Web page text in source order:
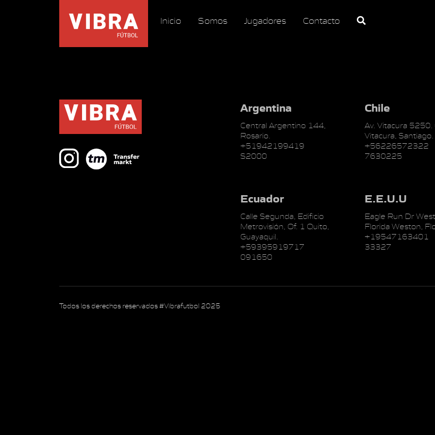
Inicio Somos Jugadores Contacto
Argentina
Central Argentino 144,
Rosario.
+51942199419
S2000
Chile
Av. Vitacura
Vitacura, Santiago.
+56226572322
7630225
Ecuador
Calle Segunda, Edificio
Metrovisión, Of. 1 Quito,
Guayaquil.
+59395919717
091650
E.E.U.U
Eagle Run Dr
Florida Weston,
+19547163401
33327
Todos los derechos reservados #Vibrafutbol 2025